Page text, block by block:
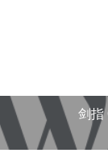
剑指